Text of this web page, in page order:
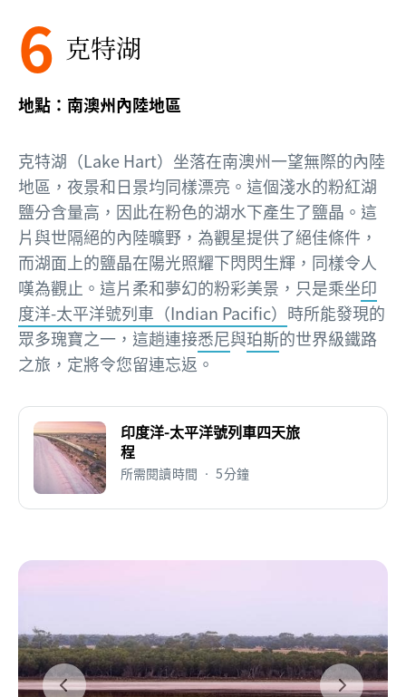
6 克特湖
地點：南澳州內陸地區
克特湖（Lake Hart）坐落在南澳州一望無際的內陸
地區，夜景和日景均同樣漂亮。這個淺水的粉紅湖
鹽分含量高，因此在粉色的湖水下產生了鹽晶。這
片與世隔絕的內陸曠野，為觀星提供了絕佳條件，
而湖面上的鹽晶在陽光照耀下閃閃生輝，同樣令人
嘆為觀止。這片柔和夢幻的粉彩美景，只是乘坐印
度洋-太平洋號列車（Indian Pacific） 時所能發現的
眾多瑰寶之一，這趟連接悉尼與珀斯的世界級鐵路
之旅，定將令您留連忘返。
印度洋-太平洋號列車四天旅
程
所需閱讀時間 • 5分鐘